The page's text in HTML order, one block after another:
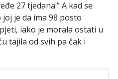
27 tjedana.” A kad se
je da ima 98 posto
iako je morala ostati u
tajila od svih pa čak i